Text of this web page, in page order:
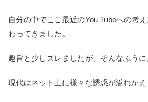
自分の中でここ最近のYou Tubeへの考
わってきました。
趣旨と少しズレましたが、そんなふうに
現代はネット上に様々な誘惑が溢れかえ